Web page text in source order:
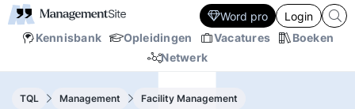
Kennisbank Opleidingen Vacatures
Boeken
Netwerk
Word pro Login
TQL Management Facility Management